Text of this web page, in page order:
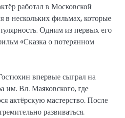
работал в Московской
нескольких фильмах, которые
Одним из первых его
«Сказка о потерянном
впервые сыграл на
им. Вл. Маяковского, где
актёрскую мастерство. После
развиваться.